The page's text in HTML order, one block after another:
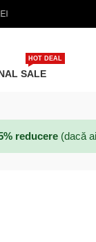
| PANA LA -50% -
SALE
HOT DEAL
reducere (dacă